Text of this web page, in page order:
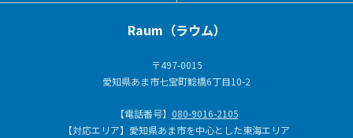
Raum（ラウム）
〒497-0015
愛知県あま市七宝町鯰橋6丁目10-2
【電話番号】 080-9016-2105
【対応エリア】愛知県あま市を中心とした東海エリア